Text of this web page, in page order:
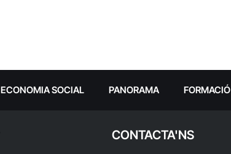
ECONOMIA SOCIAL PANORAMA FORMACIÓ
CONTACTA'NS